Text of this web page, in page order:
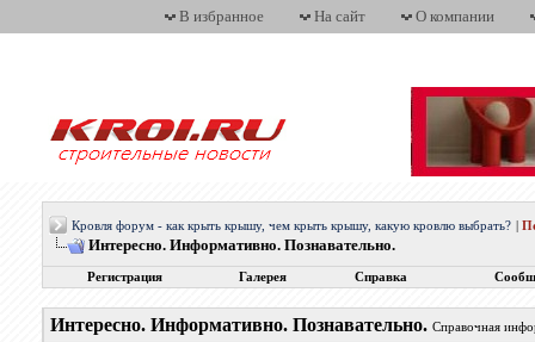
В избранное На сайт О компании
Кровля форум - как крыть крышу, чем крыть крышу, какую кровлю выбрать?
Интересно. Информативно. Познавательно.
Регистрация Галерея Справка
Интересно. Информативно. Познавательно. Справочная